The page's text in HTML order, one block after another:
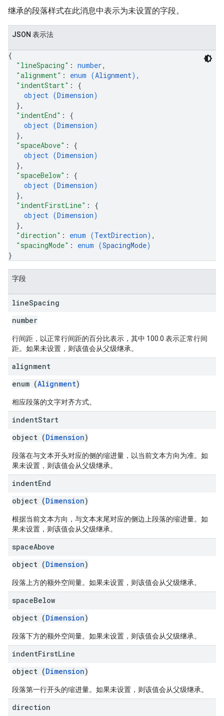
继承的段落样式在此消息中表示为未设置的字段。
JSON 表示法
{
"lineSpacing" : number,
"alignment" : enum (Alignment) ,
"indentStart" : {
object (Dimension)
},
"indentEnd" : {
object (Dimension)
},
"spaceAbove" : {
object (Dimension)
},
"spaceBelow" : {
object (Dimension)
},
"indentFirstLine" : {
object (Dimension)
},
"direction" : enum (TextDirection) ,
"spacingMode" : enum (SpacingMode)
}
字段
lineSpacing
number
行间距，以正常行间距的百分比表示，其中 100.0 表示正常行间
距。如果未设置，则该值会从父级继承。
alignment
enum (Alignment)
相应段落的文字对齐方式。
indentStart
object (Dimension)
段落在与文本开头对应的侧的缩进量，以当前文本方向为准。如
果未设置，则该值会从父级继承。
indentEnd
object (Dimension)
根据当前文本方向，与文本末尾对应的侧边上段落的缩进量。如
果未设置，则该值会从父级继承。
spaceAbove
object (Dimension)
段落上方的额外空间量。如果未设置，则该值会从父级继承。
spaceBelow
object (Dimension)
段落下方的额外空间量。如果未设置，则该值会从父级继承。
indentFirstLine
object (Dimension)
段落第一行开头的缩进量。如果未设置，则该值会从父级继承。
direction